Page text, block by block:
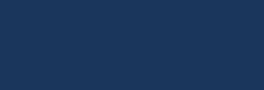
We provide also examples with many invariant
We will present also a general method that allows
The results have been obtained in collaboration
Łukasz Stettner (IMPAN), "Policy